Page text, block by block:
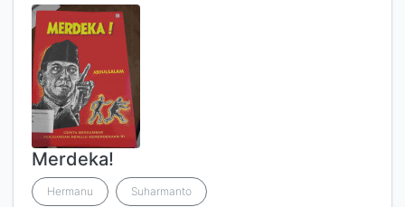
Merdeka!
Hermanu Suharmanto